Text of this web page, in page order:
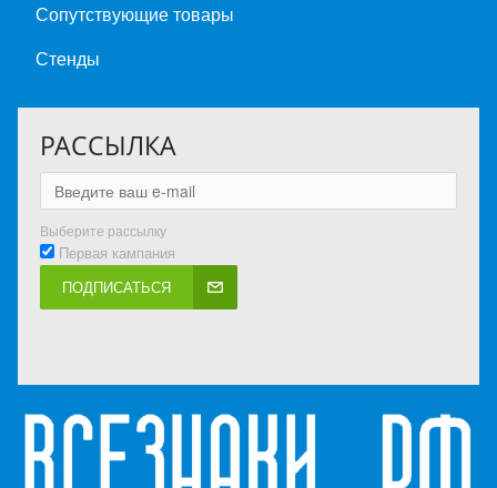
Сопутствующие товары
Стенды
РАССЫЛКА
Выберите рассылку
Первая кампания
ПОДПИСАТЬСЯ